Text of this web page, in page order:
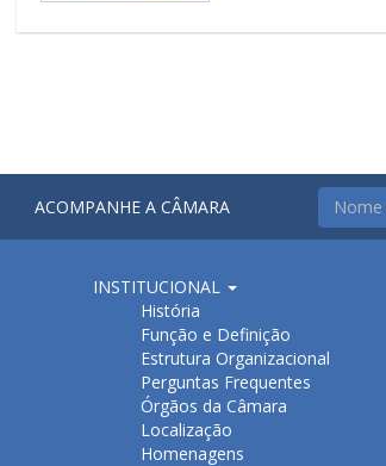
ACOMPANHE A CÂMARA
INSTITUCIONAL
História
Função e Definição
Estrutura Organizacional
Perguntas Frequentes
Órgãos da Câmara
Localização
Homenagens